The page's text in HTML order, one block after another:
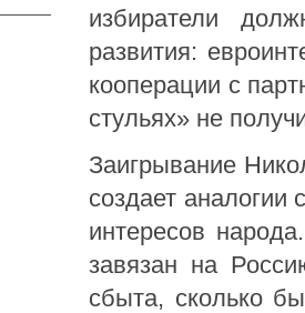
избиратели
развития:
кооперации с
стульях» не
Заигрывание
создает аналогии
интересов
завязан на
сбыта, сколько